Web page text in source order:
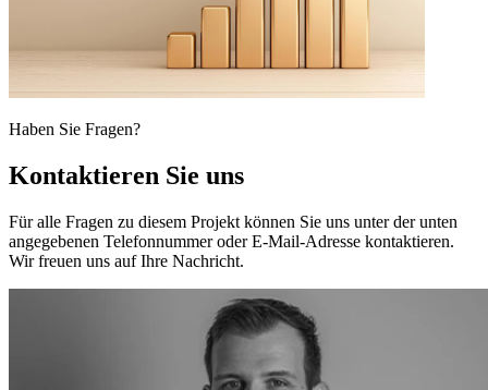
Haben Sie Fragen?
Kontaktieren Sie uns
Für alle Fragen zu diesem Projekt können Sie uns unter der unten
angegebenen Telefonnummer oder E-Mail-Adresse kontaktieren.
Wir freuen uns auf Ihre Nachricht.